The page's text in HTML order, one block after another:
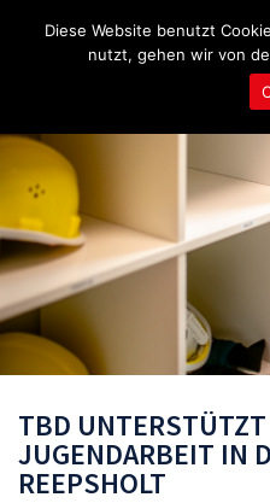
TBD
JUGENDARBEIT IN
REEPSHOLT
Diese Website benutzt
nutzt, gehen wir von